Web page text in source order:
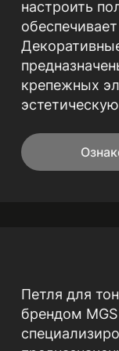
настроить
крепежных
Петля для
брендом